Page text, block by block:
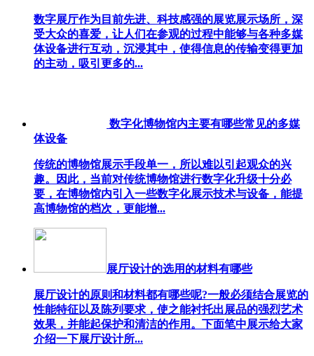
数字展厅作为目前先进、科技感强的展览展示场所，深
受大众的喜爱，让人们在参观的过程中能够与各种多媒
体设备进行互动，沉浸其中，使得信息的传输变得更加
的主动，吸引更多的...
数字化博物馆内主要有哪些常见的多媒
体设备
传统的博物馆展示手段单一，所以难以引起观众的兴
趣。因此，当前对传统博物馆进行数字化升级十分必
要，在博物馆内引入一些数字化展示技术与设备，能提
高博物馆的档次，更能增...
展厅设计的选用的材料有哪些
展厅设计的原则和材料都有哪些呢?一般必须结合展览的
性能特征以及陈列要求，使之能衬托出展品的强烈艺术
效果，并能起保护和清洁的作用。下面笔中展示给大家
介绍一下展厅设计所...